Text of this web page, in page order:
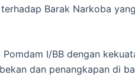
Barak Narkoba
I/BB dengan
dan penangkapan di